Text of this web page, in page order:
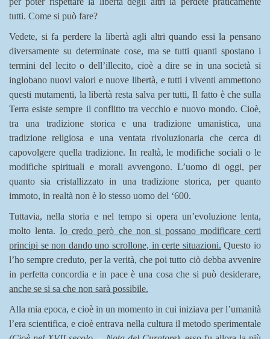
tutti. Come si può fare?
Vedete, si fa perdere la libertà agli altri quando essi la pensano
diversamente su determinate cose, ma se tutti quanti spostano i
termini del lecito o dell’illecito, cioè a dire se in una società si
inglobano nuovi valori e nuove libertà, e tutti i viventi ammettono
questi mutamenti, la libertà resta salva per tutti, Il fatto è che sulla
Terra esiste sempre il conflitto tra vecchio e nuovo mondo. Cioè,
tra una tradizione storica e una tradizione umanistica, una
tradizione religiosa e una ventata rivoluzionaria che cerca di
capovolgere quella tradizione. In realtà, le modifiche sociali o le
modifiche spirituali e morali avvengono. L’uomo di oggi, per
quanto sia cristallizzato in una tradizione storica, per quanto
immoto, in realtà non è lo stesso uomo del ‘600.
Tuttavia, nella storia e nel tempo si opera un’evoluzione lenta,
molto lenta.Io credo però che non si possano modificare certi
principi se non dando uno scrollone, in certe situazioni. Questo io
l’ho sempre creduto, per la verità, che poi tutto ciò debba avvenire
in perfetta concordia e in pace è una cosa che si può desiderare,
anche se si sa che non sarà possibile.
Alla mia epoca, e cioè in un momento in cui iniziava per l’umanità
l’era scientifica, e cioè entrava nella cultura il metodo sperimentale